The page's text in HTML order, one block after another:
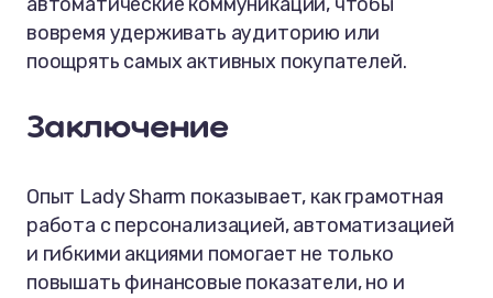
вовремя удерживать аудиторию или
поощрять самых активных покупателей.
Заключение
Опыт Lady Sharm показывает, как грамотная
работа с персонализацией, автоматизацией
и гибкими акциями помогает не только
повышать финансовые показатели, но и